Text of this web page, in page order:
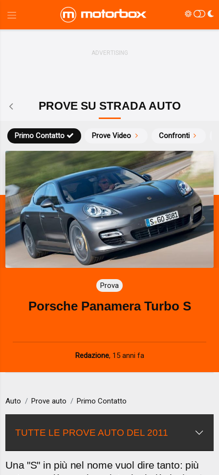
PROVE SU STRADA AUTO
Prove Video Confronti
Primo Contatto
Prova
Porsche Panamera Turbo S
Redazione, 15 anni fa
Auto Prove auto Primo Contatto
TUTTE LE PROVE AUTO DEL 2011
Una "S" in più nel nome vuol dire tanto: più